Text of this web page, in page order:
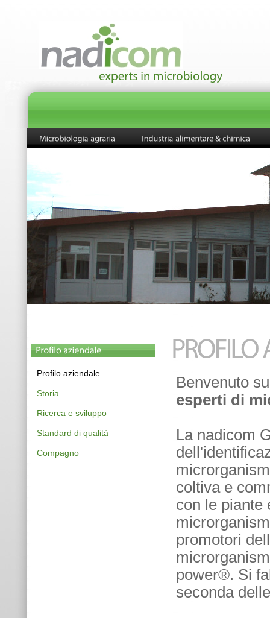
Profilo aziendale
Storia
Ricerca e sviluppo
Standard di qualità
Compagno
Benvenuto
esperti di
La nadicom
coltiva e
con le piante
promotori
power®. Si
seconda